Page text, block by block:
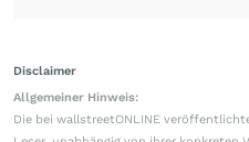
Disclaimer
Allgemeiner Hinweis:
Die bei wallstreetONLINE